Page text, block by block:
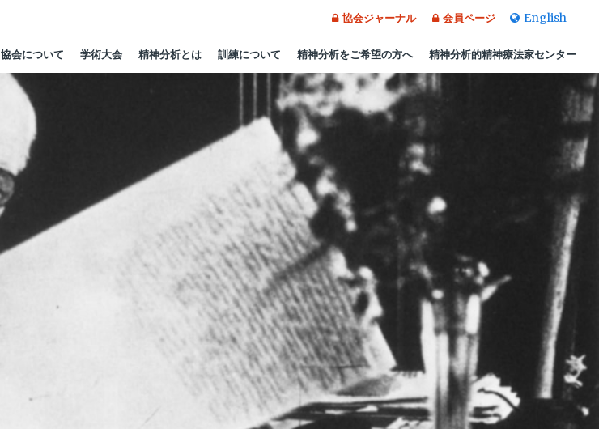
協会ジャーナル 会員ページ English
協会について 学術大会 精神分析とは 訓練について 精神分析をご希望の方へ 精神分析的精神療法家センター